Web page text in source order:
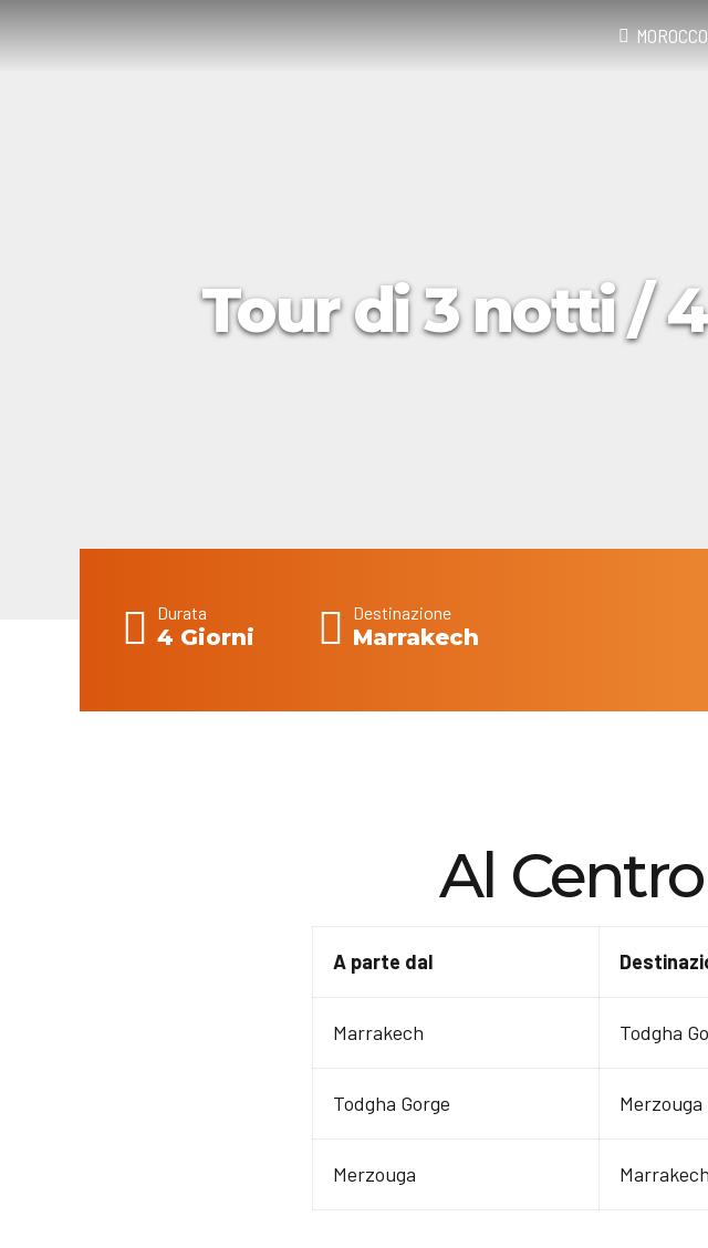
Tour di 3 notti /
Durata
4 Giorni
Destinazione
Marrakech
Al
A parte dal
Marrakech Todgha
Todgha Gorge Merzouga
Merzouga Marrakech